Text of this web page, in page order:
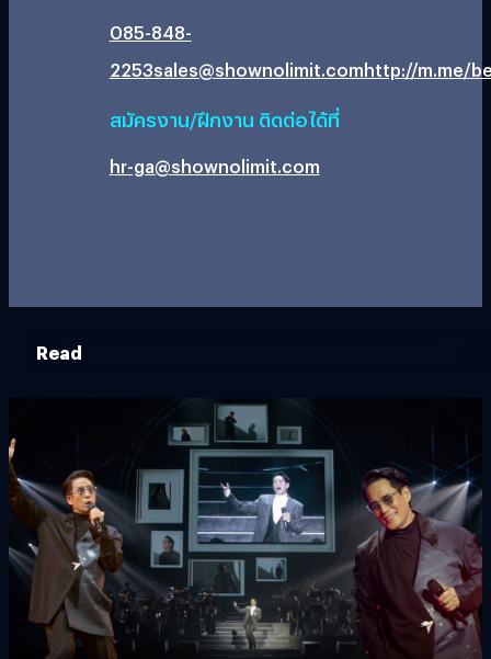
085-848-
2253sales@shownolimit.comhttp://m.me/
สมัครงาน/ฝึกงาน ติดต่อได้ที่
hr-ga@shownolimit.com
Read